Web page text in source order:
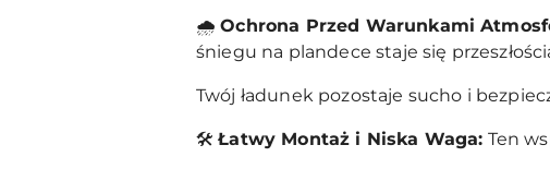
🌧️Ochrona Przed Warunkami
śniegu na plandece staje się
Twój ładunek pozostaje sucho i
🛠️Łatwy Montaż i Niska Waga: Ten